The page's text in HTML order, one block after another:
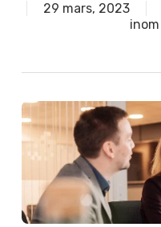
29 mars, 2023